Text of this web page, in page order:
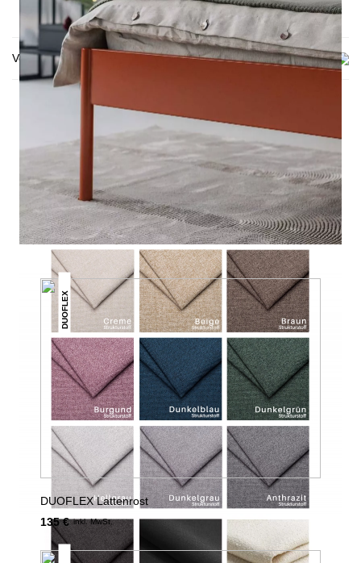
Versand & Lieferung
DAS KÖNNTE DIR AUCH
GEFALLEN
DUOFLEX
DUOFLEX Lattenrost
135 € inkl. MwSt.